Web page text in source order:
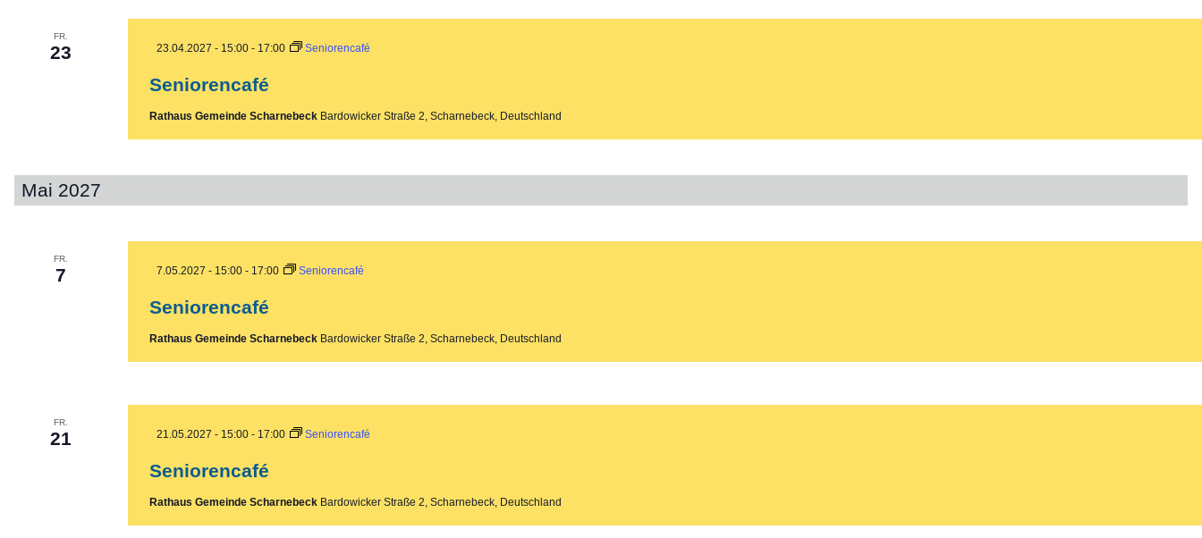
FR.
23
Seniorencafé
23.04.2027 - 15:00 - 17:00 Seniorencafé
Rathaus Gemeinde Scharnebeck Bardowicker Straße 2, Scharnebeck, Deutschland
Mai 2027
FR.
7
Seniorencafé
7.05.2027 - 15:00 - 17:00 Seniorencafé
Rathaus Gemeinde Scharnebeck Bardowicker Straße 2, Scharnebeck, Deutschland
FR.
21
Seniorencafé
21.05.2027 - 15:00 - 17:00 Seniorencafé
Rathaus Gemeinde Scharnebeck Bardowicker Straße 2, Scharnebeck, Deutschland